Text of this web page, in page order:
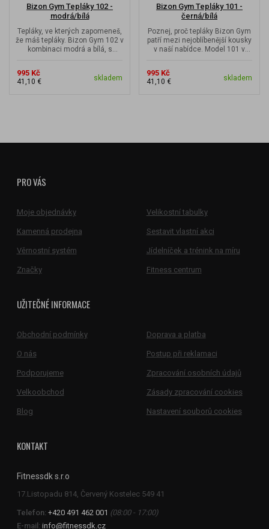
Bizon Gym Tepláky 102 -
modrá/bílá
Tepláky, ve kterých zapomeneš,
že máš tepláky. Bizon Gym 102 v
kombinaci modrá a bílá, s
995 Kč
41,10 € skladem
Bizon Gym Tepláky 101 -
černá/bílá
Poznej, proč tepláky Bizon Gym
patří mezi nejoblíbenější kousky
v naší nabídce. Model 101 v
995 Kč
41,10 € skladem
PRO VÁS
Moje objednávky Velikostní tabulky
Kamenná prodejna Sestavit vlastní akci
Věrnostní systém Jídelníček a trénink na míru
Značky Fitness centrum
UŽITEČNÉ INFORMACE
Obchodní podmínky Doprava a platba
O nás Postup při reklamaci
Podporujeme Zpracování osobních údajů
Velkoobchod Zásady zpracování cookies
Blog Nastavení souborů cookies
KONTAKT
Fitnessdk s.r.o
Telefon: +420 491 462 001 (08:00 - 17:00)
E-mail: info@fitnessdk.cz